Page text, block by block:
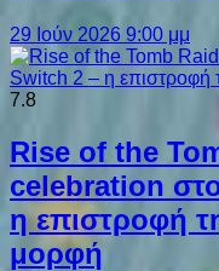
29 Ιούν 2026 9:00 μμ
7.8
Rise of the
celebration
η επιστροφή
μορφή